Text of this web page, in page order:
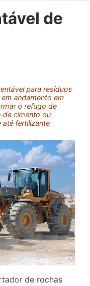
de
para resíduos
andamento em
o refugo de
de cimento ou
até fertilizante
de rochas